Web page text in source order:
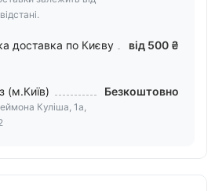
доставка по Києву від 500 ₴
(м.Київ)
Куліша, 1а,
Безкоштовно